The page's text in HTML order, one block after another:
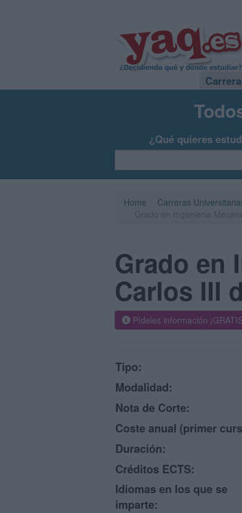
¿Qué quieres
Home Carreras
Grado en
Carlos III
Pídeles información
Tipo:
Modalidad:
Nota de Corte:
Coste anual (primer
Duración:
Créditos ECTS:
Idiomas en los que se
imparte: